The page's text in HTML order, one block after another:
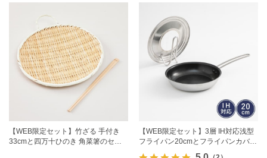
【WEB限定セット】竹ざる 手付き
33cmと四万十ひのき 角菜箸のセッ
【WEB限定セット】3層 IH対応浅型
フライパン20cmとフライパンカバー